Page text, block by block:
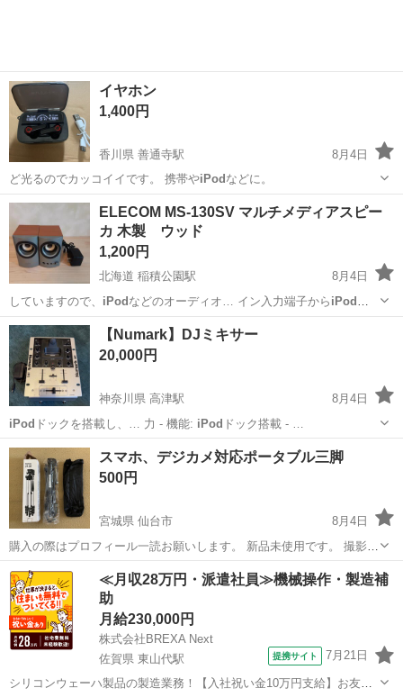
イヤホン
1,400円
香川県 善通寺駅
8月4日
ど光るのでカッコイイです。 携帯やiPod などに。
香川 善通寺市 イヤホン
ELECOM MS-130SV マルチメディアスピー
カ 木製 ウッド
1,200円
北海道 稲積公園駅
8月4日
していますので、 iPod などのオーディオ… イン入力端子から iPod
どのオーディオ…
北海道 札幌市 稲積公園駅 周辺機器
【Numark】DJミキサー
20,000円
神奈川県 高津駅
8月4日
iPod ドックを搭載し、… 力 - 機能: iPod ドック搭載 - …
神奈川 川崎市
スマホ、デジカメ対応ポータブル三脚
500円
宮城県 仙台市
8月4日
購入の際はプロフィール一読お願いします。 新品未使用です。 撮影の
ために箱から出しました。 軽量三脚 TRIPOD3120 スマホホルダー付
き スマホ撮影・ビデオ通話・ライブ配信に便利な 軽量アルミ製の三脚
TRI...
宮城 仙台市 その他
≪月収28万円・派遣社員≫機械操作・製造補
助
月給230,000円
株式会社BREXA Next
佐賀県 東山代駅
提携サイト 7月21日
シリコンウェーハ製品の製造業務！【入社祝い金10万円支給】お友達